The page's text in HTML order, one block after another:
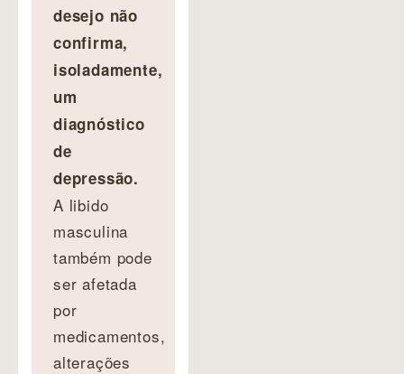
desejo não
confirma,
isoladamente,
um
diagnóstico
de
depressão.
A libido
masculina
também pode
ser afetada
por
medicamentos,
alterações